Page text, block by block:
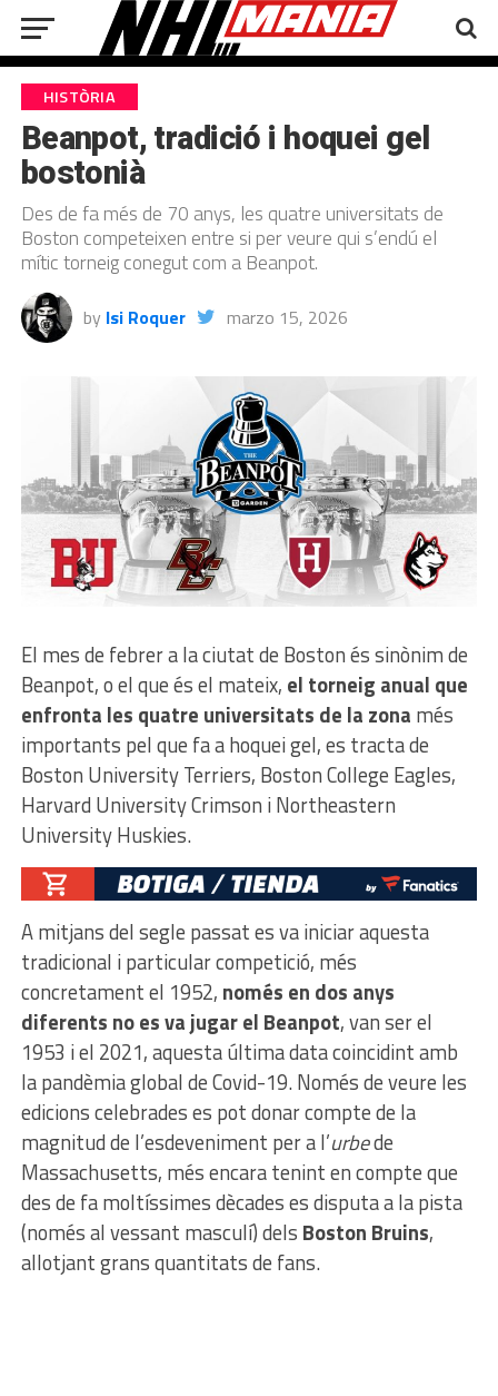
HISTÒRIA
Beanpot, tradició i hoquei gel
bostonià
Des de fa més de 70 anys, les quatre universitats de
Boston competeixen entre si per veure qui s’endú el
mític torneig conegut com a Beanpot.
by Isi Roquer marzo 15, 2026
El mes de febrer a la ciutat de Boston és sinònim de
Beanpot, o el que és el mateix, el torneig anual que
enfronta les quatre universitats de la zona més
importants pel que fa a hoquei gel, es tracta de
Boston University Terriers, Boston College Eagles,
Harvard University Crimson i Northeastern
University Huskies.
A mitjans del segle passat es va iniciar aquesta
tradicional i particular competició, més
concretament el 1952, només en dos anys
diferents no es va jugar el Beanpot, van ser el
1953 i el 2021, aquesta última data coincidint amb
la pandèmia global de Covid-19. Només de veure les
edicions celebrades es pot donar compte de la
magnitud de l’esdeveniment per a l’urbede
Massachusetts, més encara tenint en compte que
des de fa moltíssimes dècades es disputa a la pista
(només al vessant masculí) dels Boston Bruins,
allotjant grans quantitats de fans.